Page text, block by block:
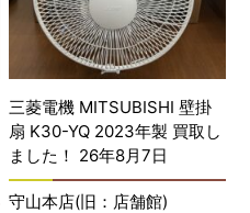
三菱電機 MITSUBISHI 壁掛
扇 K30-YQ 2023年製 買取し
ました！ 26年8月7日
守山本店(旧：店舗館)